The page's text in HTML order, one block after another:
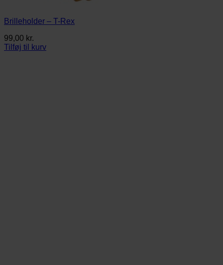
Brilleholder – T-Rex
99,00 kr.
Tilføj til kurv